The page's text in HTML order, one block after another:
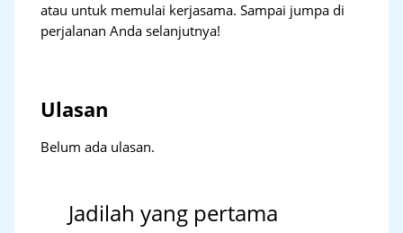
atau untuk memulai kerjasama. Sampai jumpa di
perjalanan Anda selanjutnya!
Ulasan
Belum ada ulasan.
Jadilah yang pertama